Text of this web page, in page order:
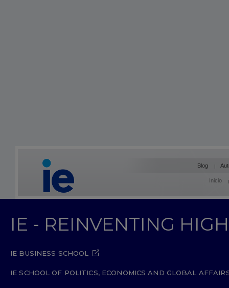
Blog
Inicio
IE - REINVENTING
IE BUSINESS SCHOOL
IE SCHOOL OF POLITICS, ECONOMICS AND GLOBAL